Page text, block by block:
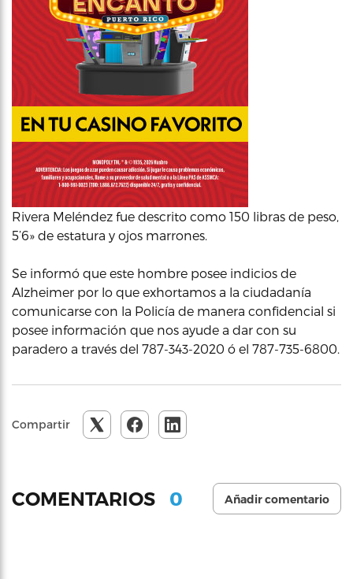
Rivera Meléndez fue descrito como 150 libras de peso,
5’6» de estatura y ojos marrones.
Se informó que este hombre posee indicios de
Alzheimer por lo que exhortamos a la ciudadanía
comunicarse con la Policía de manera confidencial si
posee información que nos ayude a dar con su
paradero a través del 787-343-2020 ó el 787-735-6800.
Compartir
COMENTARIOS 0 Añadir comentario